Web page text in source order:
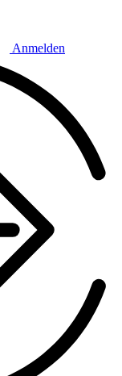
Anmelden